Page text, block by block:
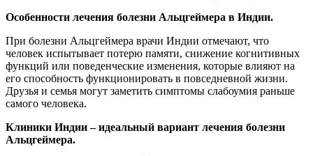
Особенности лечения болезни Альцгеймера в Индии.
При болезни Альцгеймера врачи Индии отмечают, что
человек испытывает потерю памяти, снижение когнитивных
функций или поведенческие изменения, которые влияют на
его способность функционировать в повседневной жизни.
Друзья и семья могут заметить симптомы слабоумия раньше
самого человека.
Клиники Индии – идеальный вариант лечения болезни
Альцгеймера.